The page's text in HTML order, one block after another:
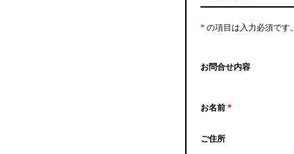
* の項目は入力必須です。
お問合せ内容
お名前 *
ご住所